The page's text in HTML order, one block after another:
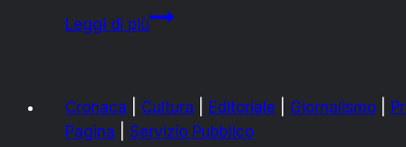
Leggi di piùRenzi
il
“fascismo
Cronaca Cultura Editoriale Giornalismo
Pagina
Servizio Pubblico